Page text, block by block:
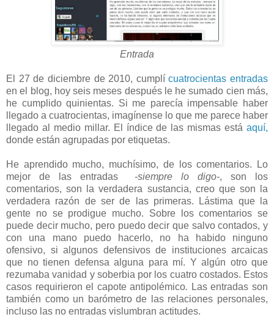
Entrada
El 27 de diciembre de 2010, cumplícuatrocientas entradas
en el blog, hoy seis meses después le he sumado cien más,
he cumplido quinientas. Si me parecía impensable haber
llegado a cuatrocientas, imagínense lo que me parece haber
llegado al medio millar. El índice de las mismas está aquí,
donde están agrupadas por etiquetas.
He aprendido mucho, muchísimo, de los comentarios. Lo
mejor de las entradas -siempre lo digo-, son los
comentarios, son la verdadera sustancia, creo que son la
verdadera razón de ser de las primeras. Lástima que la
gente no se prodigue mucho. Sobre los comentarios se
puede decir mucho, pero puedo decir que salvo contados, y
con una mano puedo hacerlo, no ha habido ninguno
ofensivo, si algunos defensivos de instituciones arcaicas
que no tienen defensa alguna para mí. Y algún otro que
rezumaba vanidad y soberbia por los cuatro costados. Estos
casos requirieron el capote antipolémico. Las entradas son
también como un barómetro de las relaciones personales,
incluso las no entradas vislumbran actitudes.